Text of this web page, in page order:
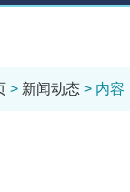
> 新闻动态 > 内容